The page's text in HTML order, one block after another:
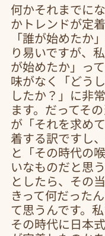
何かそれまでに
かトレンドが定
「誰が始めたか
り易いですが、
が始めたか」っ
味がなく「どう
したか？」に非
ます。だってそ
が「それを求め
着する訳ですし
と「その時代の
いなものだと思
としたら、その
きって何だった
て思うんです。
その時代に日本